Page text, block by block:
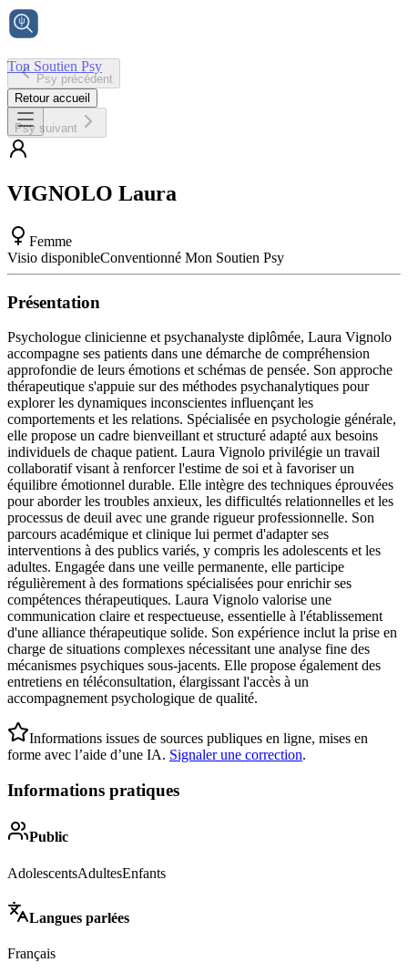
Ton Soutien Psy
Accueil
Psy précédent
Retour accueil
Psy suivant
VIGNOLO Laura
Femme
Visio disponibleConventionné Mon Soutien Psy
Présentation
Psychologue clinicienne et psychanalyste diplômée, Laura Vignolo
accompagne ses patients dans une démarche de compréhension
approfondie de leurs émotions et schémas de pensée. Son approche
thérapeutique s'appuie sur des méthodes psychanalytiques pour
explorer les dynamiques inconscientes influençant les
comportements et les relations. Spécialisée en psychologie générale,
elle propose un cadre bienveillant et structuré adapté aux besoins
individuels de chaque patient. Laura Vignolo privilégie un travail
collaboratif visant à renforcer l'estime de soi et à favoriser un
équilibre émotionnel durable. Elle intègre des techniques éprouvées
pour aborder les troubles anxieux, les difficultés relationnelles et les
processus de deuil avec une grande rigueur professionnelle. Son
parcours académique et clinique lui permet d'adapter ses
interventions à des publics variés, y compris les adolescents et les
adultes. Engagée dans une veille permanente, elle participe
régulièrement à des formations spécialisées pour enrichir ses
compétences thérapeutiques. Laura Vignolo valorise une
communication claire et respectueuse, essentielle à l'établissement
d'une alliance thérapeutique solide. Son expérience inclut la prise en
charge de situations complexes nécessitant une analyse fine des
mécanismes psychiques sous-jacents. Elle propose également des
entretiens en téléconsultation, élargissant l'accès à un
accompagnement psychologique de qualité.
Informations issues de sources publiques en ligne, mises en
forme avec l’aide d’une IA. Signaler une correction.
Informations pratiques
Public
AdolescentsAdultesEnfants
Langues parlées
Français